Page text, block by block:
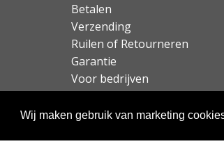
Wij maken gebruik van marketing
Betalen
Verzending
Ruilen of Retourneren
Garantie
Voor bedrijven
Over KloegCom.nl